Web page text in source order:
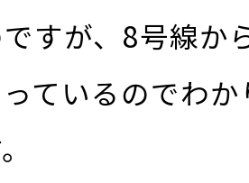
すが、8号線か
ているのでわ